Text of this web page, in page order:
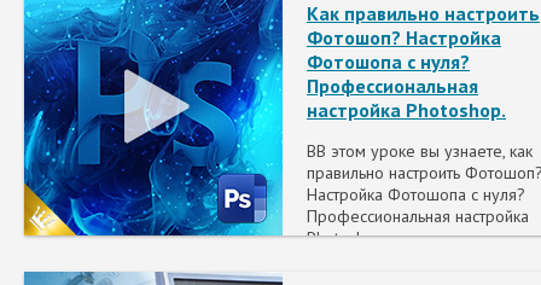
Как правильно настроить
Фотошоп? Настройка
Фотошопа с нуля?
Профессиональная
настройка Photoshop.
ВВ этом уроке вы узнаете, как
правильно настроить
Настройка Фотошопа с нуля?
Профессиональная настройка
Photoshop.